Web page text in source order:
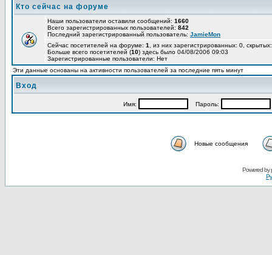
Кто сейчас на форуме
Наши пользователи оставили сообщений: 1660
Всего зарегистрированных пользователей: 842
Последний зарегистрированный пользователь: JamieMon
Сейчас посетителей на форуме: 1
, из них зарегистрированных: 0,
Больше всего посетителей (10) здесь было 04/08/2006 09:03
Зарегистрированные пользователи: Нет
Эти данные основаны на активности пользователей за последние пять минут
Вход
Имя: Пароль:
Новые сообщения
Powered by